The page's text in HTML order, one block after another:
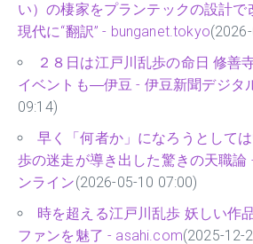
い）の棲家をプランテックの設計で
現代に“翻訳” - bunganet.tokyo
２８日は江戸川乱歩の命日 修善
イベントも―伊豆 - 伊豆新聞デジタ
09:14)
早く「何者か」になろうとして
歩の迷走が導き出した驚きの天職論
ンライン(2026-05-10 07:00)
時を超える江戸川乱歩 妖しい作
ファンを魅了 - asahi.com(2025-12-